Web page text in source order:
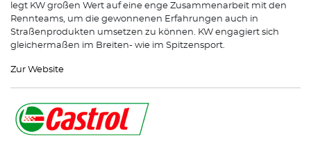
legt KW großen Wert auf eine enge Zusammenarbeit mit den
Rennteams, um die gewonnenen Erfahrungen auch in
Straßenprodukten umsetzen zu können. KW engagiert sich
gleichermaßen im Breiten- wie im Spitzensport.
Zur Website